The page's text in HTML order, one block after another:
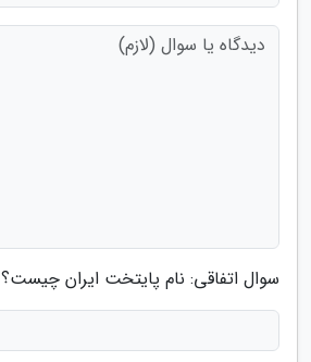
سوال اتفاقی: نام پایتخت ایران چیست؟